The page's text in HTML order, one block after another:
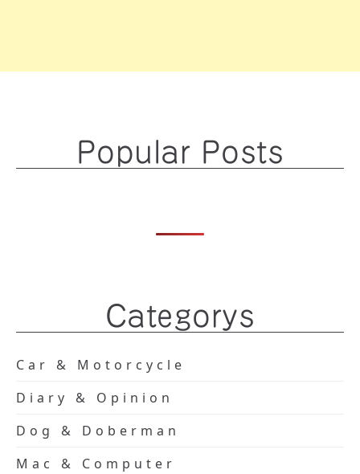
Popular Posts
Categorys
Car & Motorcycle
Diary & Opinion
Dog & Doberman
Mac & Computer